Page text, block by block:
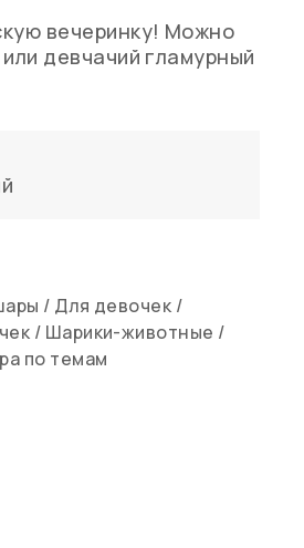
вечеринку! Можно
девчачий гламурный
/ Для девочек /
/ Шарики-животные /
по темам